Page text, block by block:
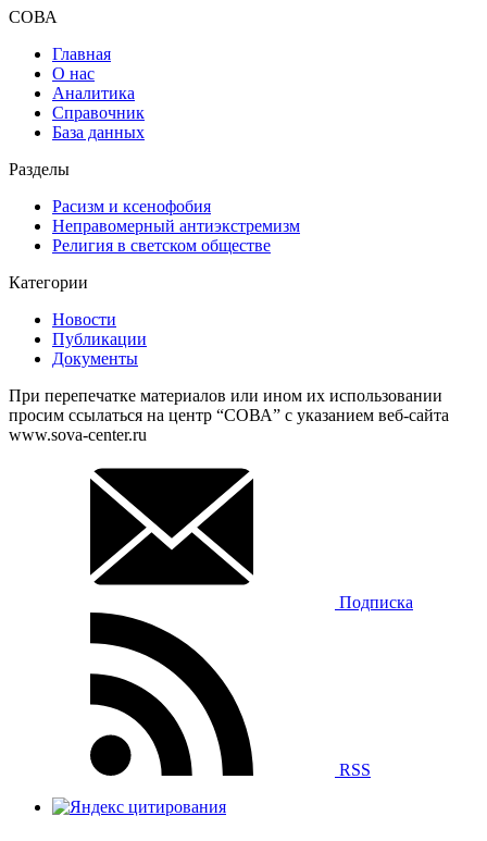
СОВА
Главная
О нас
Аналитика
Справочник
База данных
Разделы
Расизм и ксенофобия
Неправомерный антиэкстремизм
Религия в светском обществе
Категории
Новости
Публикации
Документы
При перепечатке материалов или ином их использовании
просим ссылаться на центр “СОВА” с указанием веб-сайта
www.sova-center.ru
Подписка
RSS